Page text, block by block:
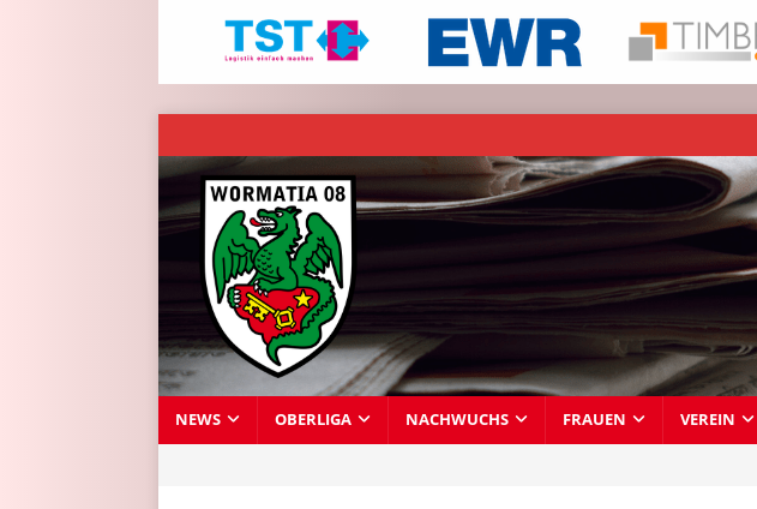
NEWS OBERLIGA NACHWUCHS FRAUEN VEREIN